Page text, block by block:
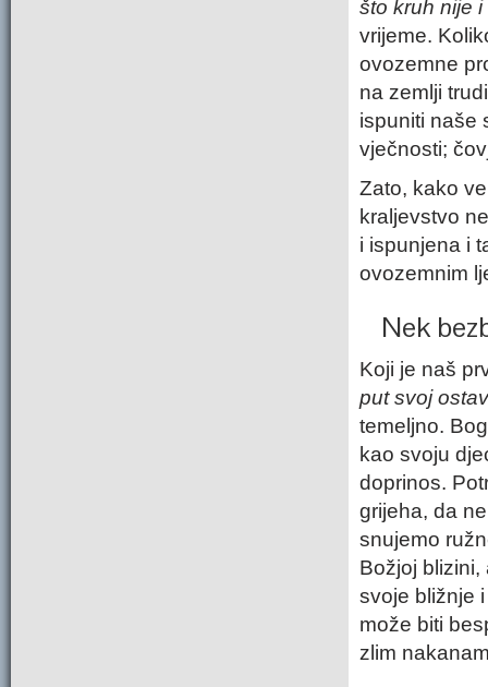
što kruh nije
vrijeme.
ovozemne
na zemlji
ispuniti naše
vječnosti;
Zato, kako
kraljevstvo
i ispunjena i
ovozemnim
Nek
Koji je naš
put svoj
temeljno.
kao svoju
doprinos.
grijeha, da
snujemo
Božjoj
svoje bližnje
može biti
zlim